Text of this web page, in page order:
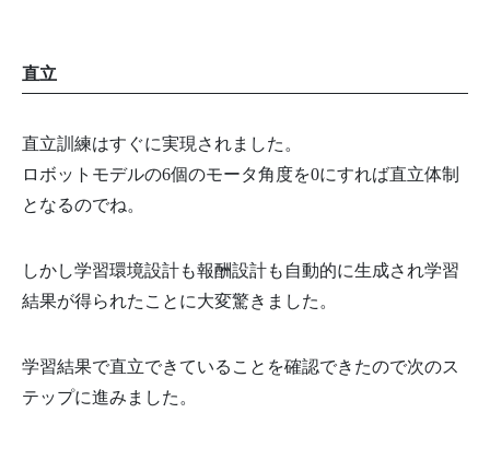
直立
直立訓練はすぐに実現されました。
ロボットモデルの6個のモータ角度を0にすれば直立体制
となるのでね。
しかし学習環境設計も報酬設計も自動的に生成され学習
結果が得られたことに大変驚きました。
学習結果で直立できていることを確認できたので次のス
テップに進みました。